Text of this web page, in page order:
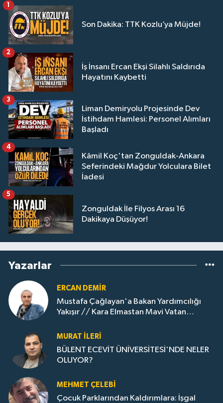
Son Dakika: TTK Kozlu’ya Müjde!
1
İş İnsanı Ercan Ekşi Silahlı Saldırıda
Hayatını Kaybetti
2
Liman Demiryolu Projesinde Dev
İstihdam Hamlesi: Personel Alımları
Başladı
3
Kâmil Koç'tan Zonguldak-Ankara
Seferindeki Mağdur Yolculara Bilet
İadesi
4
Zonguldak İle Filyos Arası 16
Dakikaya Düşüyor!
5
Yazarlar
ERCAN DEMIR
Mustafa Çağlayan'a Bakan Yardımcılığı
Yakışır // ​Kara Elmastan Mavi Vatan
MURAT İLERI
BÜLENT ECEVİT ÜNİVERSİTESİ'NDE NELER
OLUYOR?
MEHMET ÇELEBI
Çocuk Parklarından Kaldırımlara: İşgal